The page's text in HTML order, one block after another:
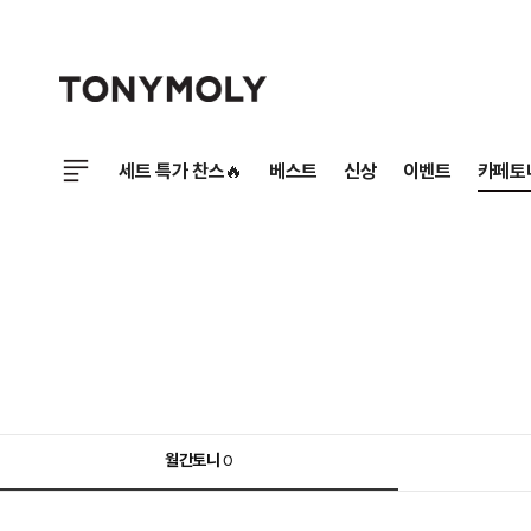
세트 특가 찬스🔥 베스트 신상 이벤트 카페토
월간토니0